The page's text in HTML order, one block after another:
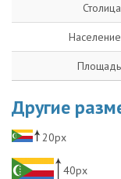
Столица
Население
Площадь
Другие
20px
40px